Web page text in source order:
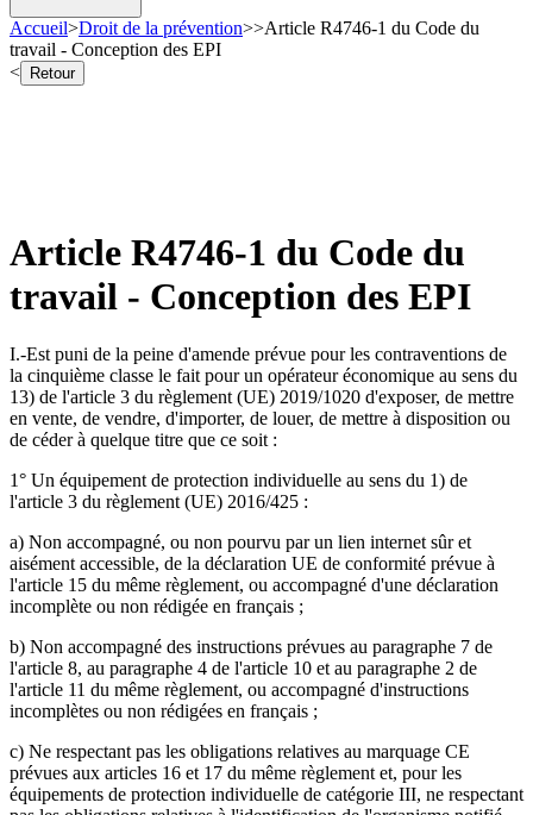
Accueil>Droit de la prévention>>Article R4746-1 du Code du
travail - Conception des EPI
<
Retour
Article R4746-1 du Code du
travail - Conception des EPI
I.-Est puni de la peine d'amende prévue pour les contraventions de
la cinquième classe le fait pour un opérateur économique au sens du
13) de l'article 3 du règlement (UE) 2019/1020 d'exposer, de mettre
en vente, de vendre, d'importer, de louer, de mettre à disposition ou
de céder à quelque titre que ce soit :
1° Un équipement de protection individuelle au sens du 1) de
l'article 3 du règlement (UE) 2016/425 :
a) Non accompagné, ou non pourvu par un lien internet sûr et
aisément accessible, de la déclaration UE de conformité prévue à
l'article 15 du même règlement, ou accompagné d'une déclaration
incomplète ou non rédigée en français ;
b) Non accompagné des instructions prévues au paragraphe 7 de
l'article 8, au paragraphe 4 de l'article 10 et au paragraphe 2 de
l'article 11 du même règlement, ou accompagné d'instructions
incomplètes ou non rédigées en français ;
c) Ne respectant pas les obligations relatives au marquage CE
prévues aux articles 16 et 17 du même règlement et, pour les
équipements de protection individuelle de catégorie III, ne respectant